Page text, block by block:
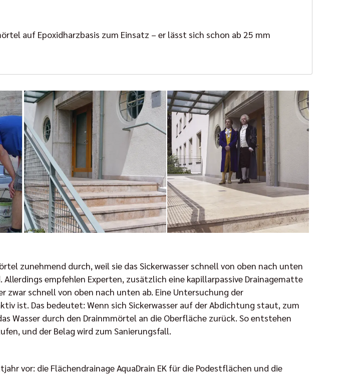
auf Epoxidharzbasis zum Einsatz – er lässt sich schon ab 25 mm
zunehmend durch, weil sie das Sickerwasser schnell von oben nach unten
empfehlen Experten, zusätzlich eine kapillarpassive Drainagematte
zwar schnell von oben nach unten ab. Eine Untersuchung der
ist. Das bedeutet: Wenn sich Sickerwasser auf der Abdichtung staut, zum
Wasser durch den Drainmmörtel an die Oberfläche zurück. So entstehen
und der Belag wird zum Sanierungsfall.
vor: die Flächendrainage AquaDrain EK für die Podestflächen und die